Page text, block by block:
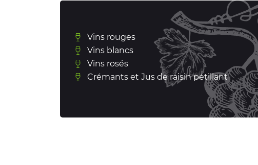
Vins rouges
Vins blancs
Vins rosés
Crémants et Jus de raisin pétillant